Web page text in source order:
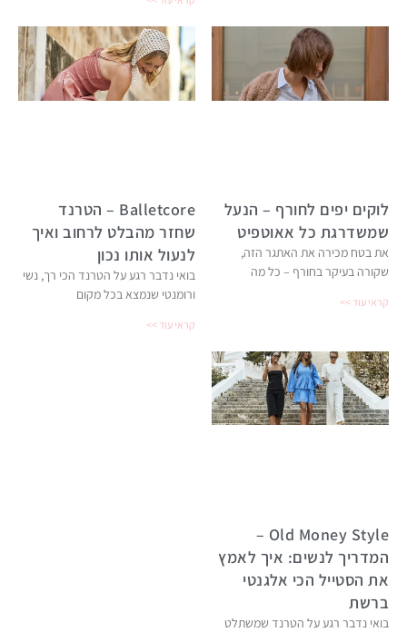
לוקים יפים לחורף – הנעל
שמשדרגת כל אאוטפיט
את בטח מכירה את האתגר הזה,
שקורה בעיקר בחורף – כל מה
קראי עוד >>
Balletcore – הטרנד
שחזר מהבלט לרחוב ואיך
לנעול אותו נכון
בואי נדבר רגע על הטרנד הכי רך, נשי
ורומנטי שנמצא בכל מקום
קראי עוד >>
Old Money Style –
המדריך לנשים: איך לאמץ
את הסטייל הכי אלגנטי
ברשת
בואי נדבר רגע על הטרנד שמשתלט